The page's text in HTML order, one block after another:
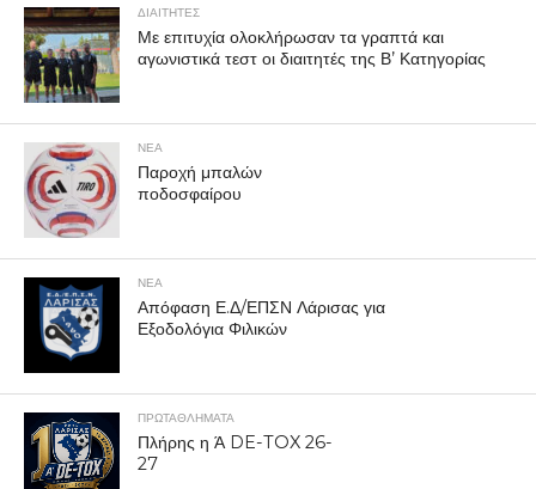
ΔΙΑΙΤΗΤΕΣ
Με επιτυχία ολοκλήρωσαν τα γραπτά και
αγωνιστικά τεστ οι διαιτητές της Β’ Κατηγορίας
ΝΕΑ
Παροχή μπαλών
ποδοσφαίρου
ΝΕΑ
Απόφαση Ε.Δ/ΕΠΣΝ Λάρισας για
Εξοδολόγια Φιλικών
ΠΡΩΤΑΘΛΉΜΑΤΑ
Πλήρης η Ά DE-TOX 26-
27